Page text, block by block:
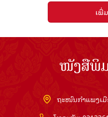
ເພີ່
ໜັງສືພິ
ຖະໜົນກຳແພງເ